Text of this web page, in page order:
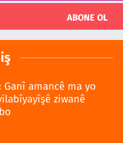
ABONE OL
Ganî amancê ma yo
ziwanê